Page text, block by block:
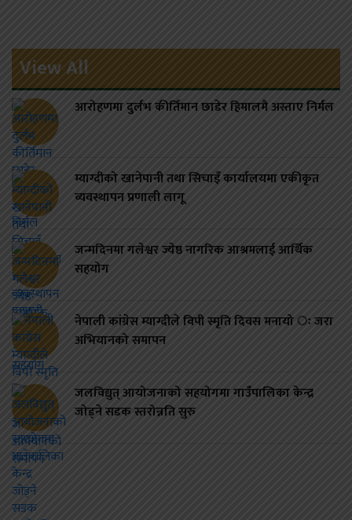
View All
आरोहणमा दुर्लभ कीर्तिमान छाडेर हिमालमै अस्ताए निर्मल
म्याग्दीको खानेपानी तथा सिचाइँ कार्यालयमा एकीकृत
व्यवस्थापन प्रणाली लागू
जन्मदिनमा गलेश्वर ज्येष्ठ नागरिक आश्रमलाई आर्थिक
सहयोग
नेपाली कांग्रेस म्याग्दीले विपी स्मृति दिवस मनायो ः जरा
अभियानको समापन
जलविद्युत् आयोजनाको सहयोगमा गाउँपालिका केन्द्र
जोड्ने सडक स्तरोन्नति सुरु